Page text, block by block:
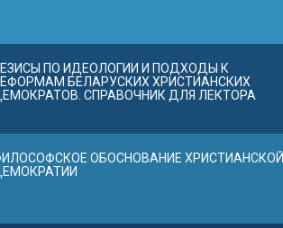
ПО ИДЕОЛОГИИ И ПОДХОДЫ К
БЕЛАРУСКИХ ХРИСТИАНСКИХ
СПРАВОЧНИК ДЛЯ ЛЕКТОРА
ОБОСНОВАНИЕ ХРИСТИАНСКОЙ